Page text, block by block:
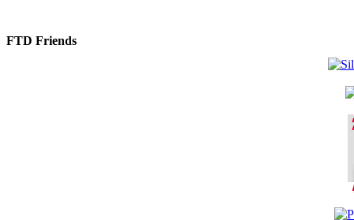
FTD Friends